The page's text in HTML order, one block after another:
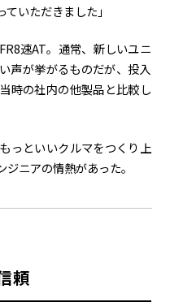
いただきました」
FR8速AT。通常、新しいユニ
声が挙がるものだが、投入
時の社内の他製品と比較し
っといいクルマをつくり上
ニアの情熱があった。
頼